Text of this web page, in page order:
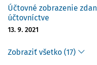
Účtovné zobrazenie
účtovníctve
13. 9. 2021
Zobraziť všetko (17)